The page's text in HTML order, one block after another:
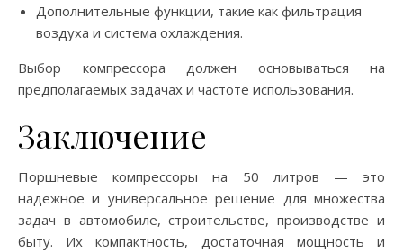
Дополнительные функции, такие как фильтрация
воздуха и система охлаждения.
Выбор компрессора должен основываться на
предполагаемых задачах и частоте использования.
Заключение
Поршневые компрессоры на 50 литров — это
надежное и универсальное решение для множества
задач в автомобиле, строительстве, производстве и
быту. Их компактность, достаточная мощность и